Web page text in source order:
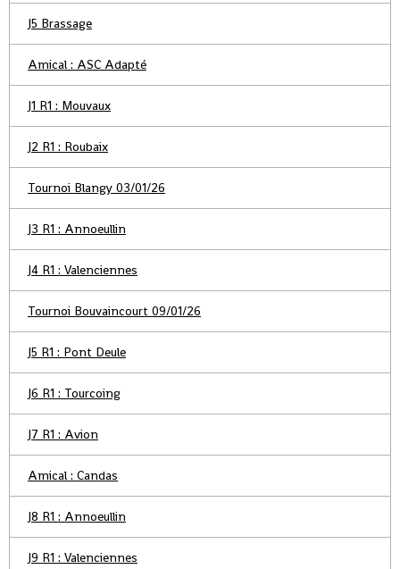
J5 Brassage
Amical : ASC Adapté
J1 R1 : Mouvaux
J2 R1 : Roubaix
Tournoi Blangy 03/01/26
J3 R1 : Annoeullin
J4 R1 : Valenciennes
Tournoi Bouvaincourt 09/01/26
J5 R1 : Pont Deule
J6 R1 : Tourcoing
J7 R1 : Avion
Amical : Candas
J8 R1 : Annoeullin
J9 R1 : Valenciennes